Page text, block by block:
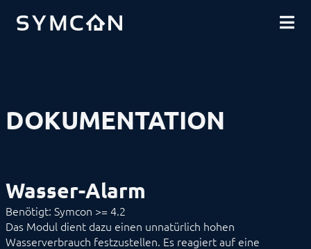
COMMUNITY
DOKUMENTATION
EINFÜHRUNG
INSTALLATION
MODULREFERENZ
Geräte
Sprachassistenten
Benachrichtigungen
Alarmierung
Benachrichtigung
Durchsage
Wasser-Alarm
Benötigt: Symcon >= 4.2
Das Modul dient dazu einen unnatürlich hohen
Wasserverbrauch festzustellen. Es reagiert auf eine